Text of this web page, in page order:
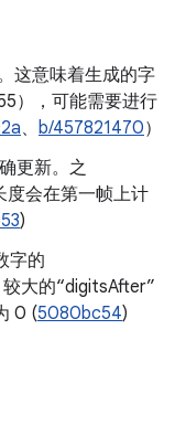
这意味着生成的字
），可能需要进行
、 b/457821470）
更新。之
度会在第一帧上计
)
字的
大的“digitsAfter”
0 (5080bc54)